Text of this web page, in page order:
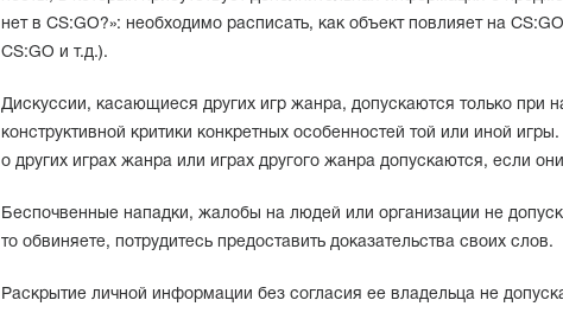
нет в CS:GO?»: необходимо расписать, как объект повлияет на
CS:GO и т.д.).
Дискуссии, касающиеся других игр жанра, допускаются только при
конструктивной критики конкретных особенностей той или иной
о других играх жанра или играх другого жанра допускаются, если
Беспочвенные нападки, жалобы на людей или организации не
то обвиняете, потрудитесь предоставить доказательства своих слов.
Раскрытие личной информации без согласия ее владельца не